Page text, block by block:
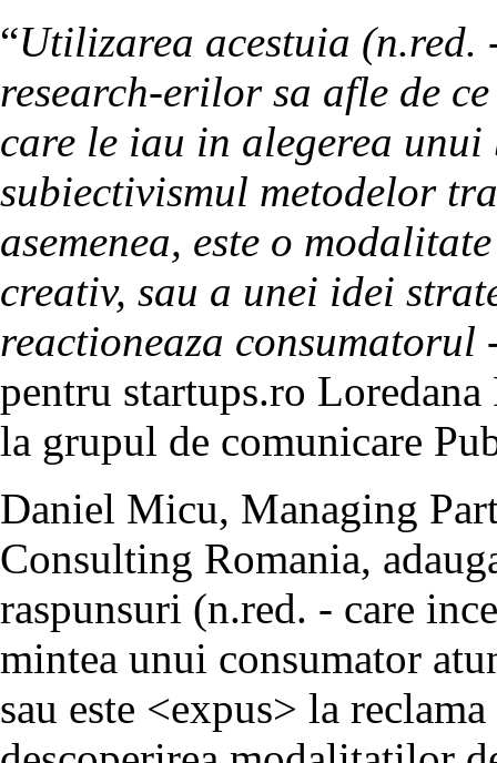
“Utilizarea acestuia
research-erilor sa afle de
care le iau in alegerea
subiectivismul metodelor
asemenea, este o
creativ, sau a unei idei
reactioneaza
pentru startups.ro
la grupul de comunicare
Daniel Micu, Managing
Consulting Romania,
raspunsuri (n.red. - care
mintea unui consumator
sau este <expus> la